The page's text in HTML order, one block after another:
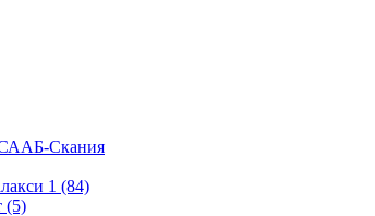
Скания
1 (84)
(5)